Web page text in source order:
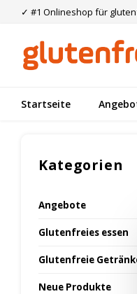
✓ #1 Onlineshop für
Startseite
Kategorien
Angebote
Glutenfreies essen
Glutenfreie
Neue Produkte